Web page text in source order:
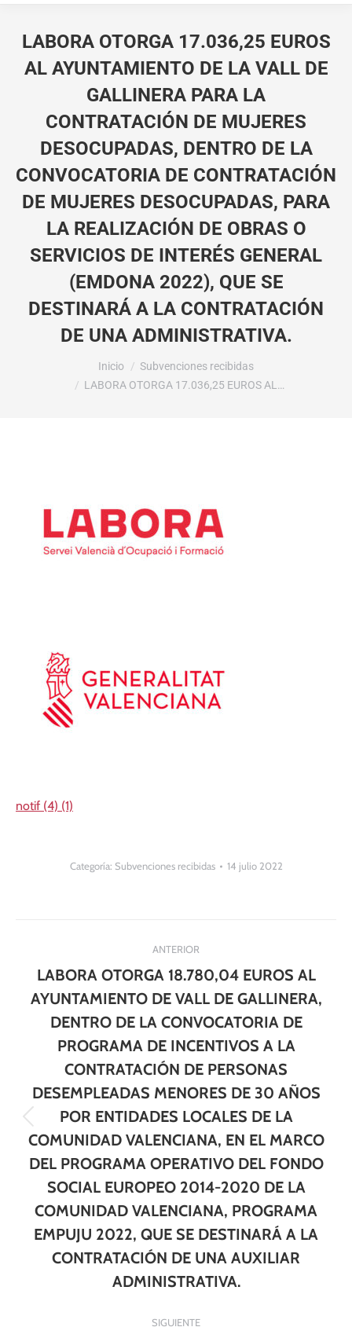
LABORA OTORGA 17.036,25 EUROS
AL AYUNTAMIENTO DE LA VALL DE
GALLINERA PARA LA
CONTRATACIÓN DE MUJERES
DESOCUPADAS, DENTRO DE LA
CONVOCATORIA DE CONTRATACIÓN
DE MUJERES DESOCUPADAS, PARA
LA REALIZACIÓN DE OBRAS O
SERVICIOS DE INTERÉS GENERAL
(EMDONA 2022), QUE SE
DESTINARÁ A LA CONTRATACIÓN
DE UNA ADMINISTRATIVA.
Inicio
Subvenciones recibidas
LABORA OTORGA 17.036,25 EUROS AL…
notif (4) (1)
Categoría: Subvenciones recibidas 14 julio 2022
entre
publicaciones
ANTERIOR
Publicación
anterior:
LABORA OTORGA 18.780,04 EUROS AL
AYUNTAMIENTO DE VALL DE GALLINERA,
DENTRO DE LA CONVOCATORIA DE
PROGRAMA DE INCENTIVOS A LA
CONTRATACIÓN DE PERSONAS
DESEMPLEADAS MENORES DE 30 AÑOS
POR ENTIDADES LOCALES DE LA
COMUNIDAD VALENCIANA, EN EL MARCO
DEL PROGRAMA OPERATIVO DEL FONDO
SOCIAL EUROPEO 2014-2020 DE LA
COMUNIDAD VALENCIANA, PROGRAMA
EMPUJU 2022, QUE SE DESTINARÁ A LA
CONTRATACIÓN DE UNA AUXILIAR
ADMINISTRATIVA.
SIGUIENTE